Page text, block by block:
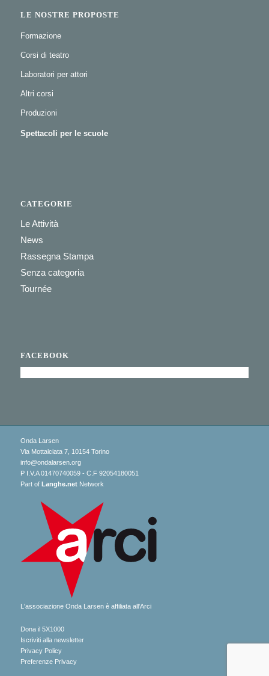
LE NOSTRE PROPOSTE
Formazione
Corsi di teatro
Laboratori per attori
Altri corsi
Produzioni
Spettacoli per le scuole
CATEGORIE
Le Attività
News
Rassegna Stampa
Senza categoria
Tournée
FACEBOOK
Onda Larsen
Via Mottalciata 7, 10154 Torino
info@ondalarsen.org
P I.V.A 01470740059 - C.F 92054180051
Part of Langhe.netNetwork
L'associazione Onda Larsen è affiliata all'Arci
Dona il 5X1000
Iscriviti alla newsletter
Privacy Policy
Preferenze Privacy